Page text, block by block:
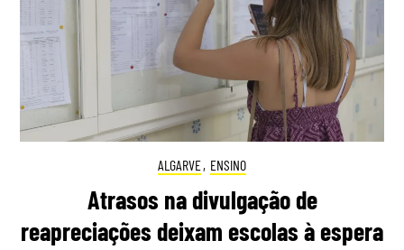
ALGARVE, ENSINO
Atrasos na divulgação de
reapreciações deixam escolas à espera